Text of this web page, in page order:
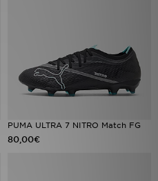
PUMA ULTRA 7 NITRO Match FG
80,00€